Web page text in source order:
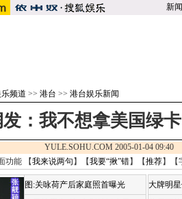
新闻
频道 >> 港台 >> 港台娱乐新闻
发：我不想拿美国绿
YULE.SOHU.COM 2005-01-04
功能 【我来说两句 】【我要“揪”错】【推荐】【
图:关咏荷产后家庭照首曝光 大牌明